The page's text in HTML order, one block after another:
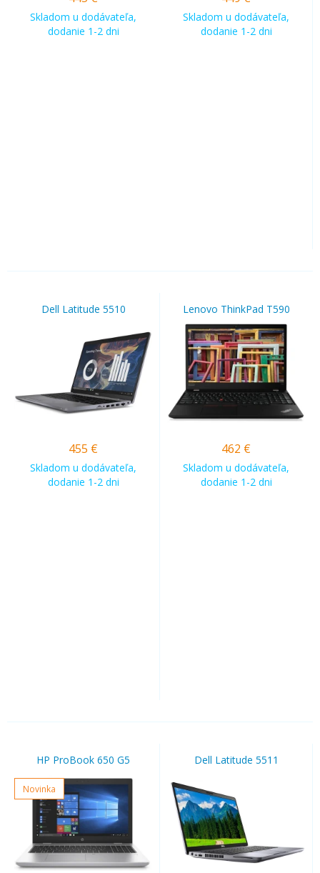
Skladom u dodávateľa,
dodanie 1-2 dni
Skladom u dodávateľa,
dodanie 1-2 dni
Dell Latitude 5510
455 €
Skladom u dodávateľa,
dodanie 1-2 dni
Lenovo ThinkPad T590
462 €
Skladom u dodávateľa,
dodanie 1-2 dni
HP ProBook 650 G5
Novinka
Dell Latitude 5511